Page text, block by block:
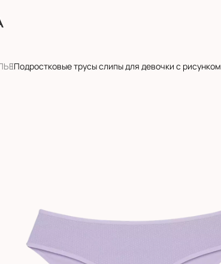
Подростковые трусы слипы для девочки с рисунком